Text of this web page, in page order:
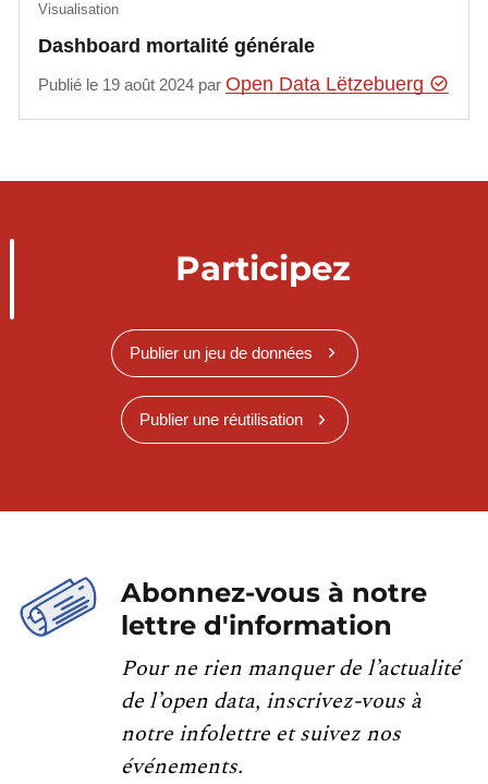
Dashboard mortalité générale
Visualisation
Publié le 19 août 2024 parOpen Data Lëtzebuerg
Participez
Publier un jeu de données
Publier une réutilisation
Abonnez-vous à notre
lettre d'information
Pour ne rien manquer de l’actualité
de l’open data, inscrivez-vous à
notre infolettre et suivez nos
événements.